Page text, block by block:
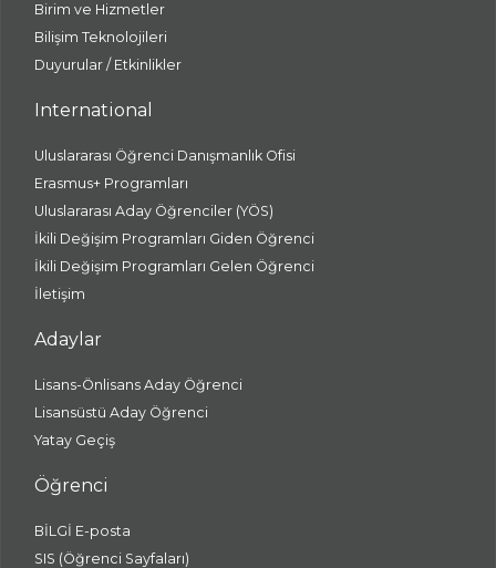
Birim ve Hizmetler
Bilişim Teknolojileri
Duyurular / Etkinlikler
International
Uluslararası Öğrenci Danışmanlık Ofisi
Erasmus+ Programları
Uluslararası Aday Öğrenciler (YÖS)
İkili Değişim Programları Giden Öğrenci
İkili Değişim Programları Gelen Öğrenci
İletişim
Adaylar
Lisans-Önlisans Aday Öğrenci
Lisansüstü Aday Öğrenci
Yatay Geçiş
Öğrenci
BİLGİ E-posta
SIS (Öğrenci Sayfaları)